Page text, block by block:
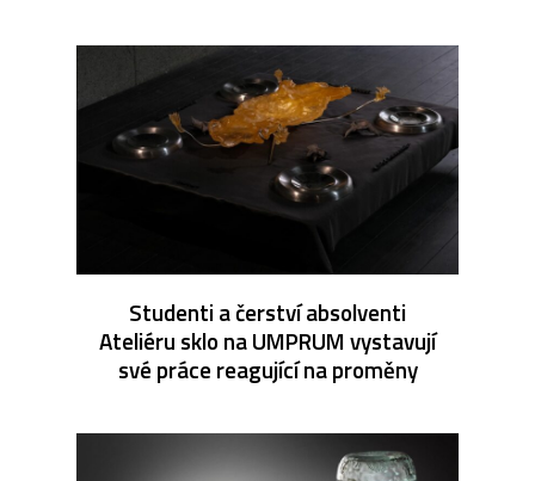
Studenti a čerství absolventi
Ateliéru sklo na UMPRUM vystavují
své práce reagující na proměny